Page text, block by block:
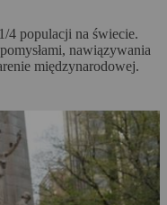
populacji na świecie.
nawiązywania
międzynarodowej.